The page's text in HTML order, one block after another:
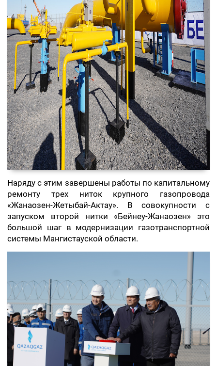
Наряду с этим завершены работы по капитальному
ремонту трех ниток крупного газопровода
«Жанаозен-Жетыбай-Актау». В совокупности с
запуском второй нитки «Бейнеу-Жанаозен» это
большой шаг в модернизации газотранспортной
системы Мангистауской области.